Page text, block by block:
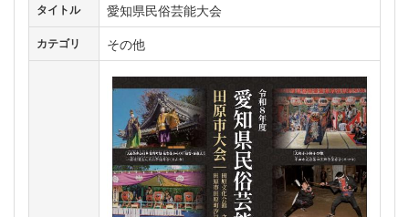
タイトル 愛知県民俗芸能大会
カテゴリ その他